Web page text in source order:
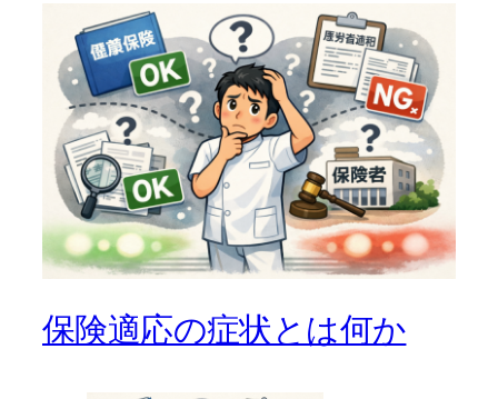
保険適応の症状とは何か